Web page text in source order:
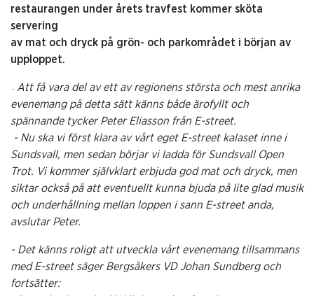
restaurangen under årets travfest kommer sköta
servering
av mat och dryck på grön- och parkområdet i början av
upploppet.
- Att få vara del av ett av regionens största och mest anrika
evenemang på detta sätt känns både ärofyllt och
spännande tycker Peter Eliasson från E-street.
-Nu ska vi först klara av vårt eget E-street kalaset inne i
Sundsvall, men sedan börjar vi ladda för Sundsvall Open
Trot. Vi kommer självklart erbjuda god mat och dryck, men
siktar också på att eventuellt kunna bjuda på lite glad musik
och underhållning mellan loppen i sann E-street anda,
avslutar Peter.
- Det känns roligt att utveckla vårt evenemang tillsammans
med E-street säger Bergsåkers VD Johan Sundberg och
fortsätter: